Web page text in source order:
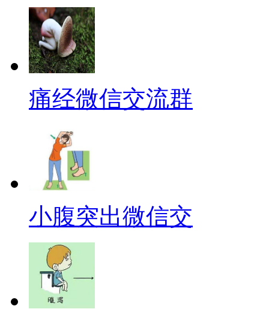
痛经微信交流群
小腹突出微信交